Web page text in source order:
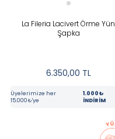
La Fileria Lacivert Örme Yün
Şapka
6.350,00 TL
Üyelerimize her
15.000₺'ye
1.000₺
İNDİRİM